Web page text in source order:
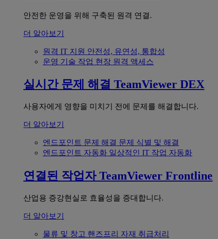
안전한 운영을 위해 구축된 원격 연결.
더 알아보기
원격 IT 지원 안전성, 유연성, 통합성
운영 기술 작업 현장 원격 액세스
실시간 문제 해결 TeamViewer DEX
사용자에게 영향을 미치기 전에 문제를 해결합니다.
더 알아보기
엔드포인트 문제 해결 문제 식별 및 해결
엔드포인트 자동화 일상적인 IT 작업 자동화
연결된 작업자 TeamViewer Frontline
산업용 증강현실로 효율성을 증대합니다.
더 알아보기
물류 및 창고 핸즈프리 자재 취급처리